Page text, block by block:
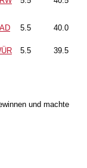
5.5 40.0
5.5 39.5
und machte